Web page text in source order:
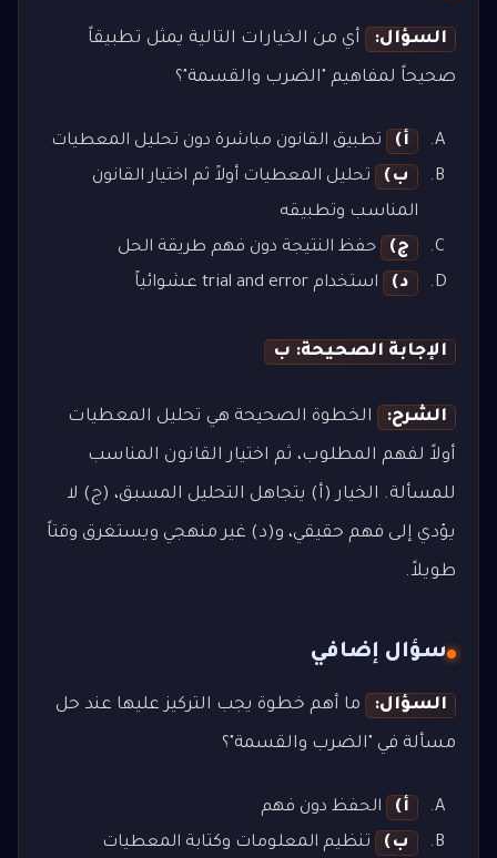
السؤال: أي من الخيارات التالية يمثل تطبيقاً
صحيحاً لمفاهيم "الضرب والقسمة"؟
أ)
تطبيق القانون مباشرة دون تحليل المعطيات
ب)
تحليل المعطيات أولاً ثم اختيار القانون
المناسب وتطبيقه
ج)
حفظ النتيجة دون فهم طريقة الحل
د)
استخدام trial and error عشوائياً
الإجابة الصحيحة: ب
الشرح: الخطوة الصحيحة هي تحليل المعطيات
أولاً لفهم المطلوب، ثم اختيار القانون المناسب
للمسألة. الخيار (أ) يتجاهل التحليل المسبق، (ج) لا
يؤدي إلى فهم حقيقي، و(د) غير منهجي ويستغرق وقتاً
طويلاً.
سؤال إضافي
السؤال: ما أهم خطوة يجب التركيز عليها عند حل
مسألة في "الضرب والقسمة"؟
أ)
الحفظ دون فهم
ب)
تنظيم المعلومات وكتابة المعطيات